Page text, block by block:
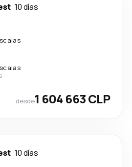
10 días
desde1 604 663 CLP
10 días